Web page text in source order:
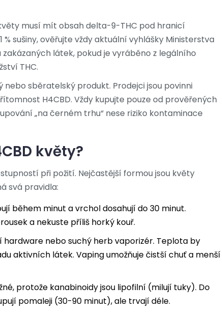
musí mít obsah delta-9-THC pod hranicí
sušiny, ověřujte vždy aktuální vyhlášky Ministerstva
látek, pokud je vyráběno z legálního
THC.
sběratelský produkt. Prodejci jsou povinni
H4CBD. Vždy kupujte pouze od prověřených
„na černém trhu“ nese riziko kontaminace
květy?
při požití. Nejčastější formou jsou květy
svá pravidla:
během minut a vrchol dosahují do 30 minut.
a nekuste příliš horký kouř.
hardware nebo suchý herb vaporizér. Teplota by
aktivních látek. Vaping umožňuje čistší chuť a menší
protože kanabinoidy jsou lipofilní (milují tuky). Do
pomaleji (30-90 minut), ale trvají déle.